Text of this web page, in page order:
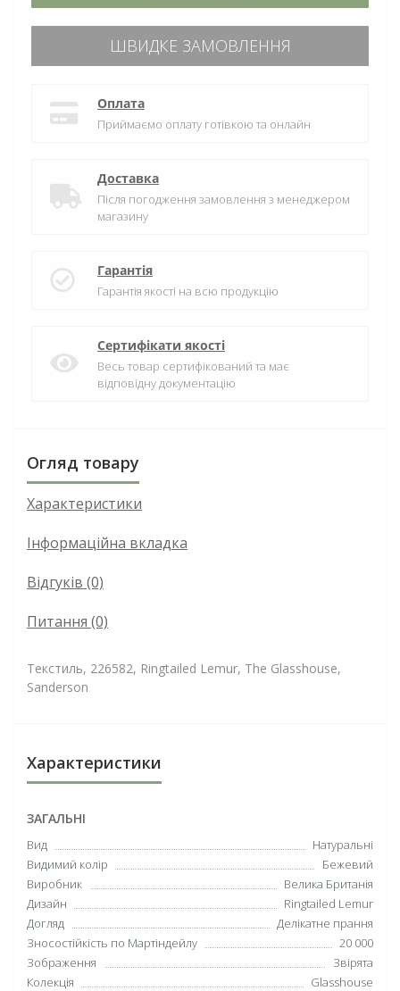
ШВИДКЕ ЗАМОВЛЕННЯ
Оплата
Приймаємо оплату готівкою та онлайн
Доставка
Після погодження замовлення з менеджером
магазину
Гарантія
Гарантія якості на всю продукцію
Сертифікати якості
Весь товар сертифікований та має
відповідну документацію
Огляд товару
Характеристики
Інформаційна вкладка
Відгуків (0)
Питання (0)
Текстиль, 226582, Ringtailed Lemur, The Glasshouse,
Sanderson
Характеристики
ЗАГАЛЬНІ
Вид
Натуральні
Видимий колір
Бежевий
Виробник
Велика Британія
Дизайн
Ringtailed Lemur
Догляд
Делікатне прання
Зносостійкість по Мартіндейлу
20 000
Зображення
Звірята
Колекція
Glasshouse